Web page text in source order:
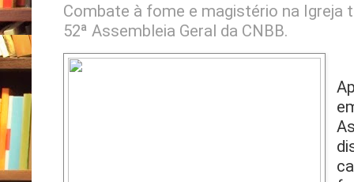
Combate à fome e magistério na Igreja
52ª Assembleia Geral da CNBB.